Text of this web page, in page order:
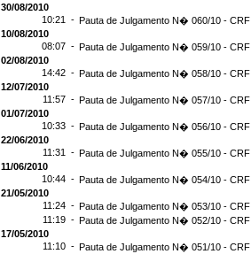
30/08/2010
10:21 - Pauta de Julgamento N� 060/10 -
10/08/2010
08:07 - Pauta de Julgamento N� 059/10 -
02/08/2010
14:42 - Pauta de Julgamento N� 058/10 -
12/07/2010
11:57 - Pauta de Julgamento N� 057/10 -
01/07/2010
10:33 - Pauta de Julgamento N� 056/10 -
22/06/2010
11:31 - Pauta de Julgamento N� 055/10 -
11/06/2010
10:44 - Pauta de Julgamento N� 054/10 -
21/05/2010
11:24 - Pauta de Julgamento N� 053/10 -
11:19 - Pauta de Julgamento N� 052/10 -
17/05/2010
11:10 - Pauta de Julgamento N� 051/10 -